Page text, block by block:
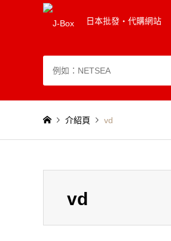
日本批發・代購網站
介紹頁 vd
vd